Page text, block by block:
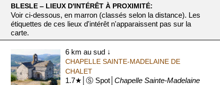
BLESLE ‒ LIEUX D'INTÉRÊT À PROXIMITÉ:
Voir ci-dessous, en marron (classés selon la distance). Les
étiquettes de ces lieux d'intérêt n'apparaissent pas sur la
carte.
6 km au sud ↓
CHAPELLE SAINTE-MADELAINE DE
CHALET
1.7★│Ⓢ Spot│Chapelle Sainte-Madelaine